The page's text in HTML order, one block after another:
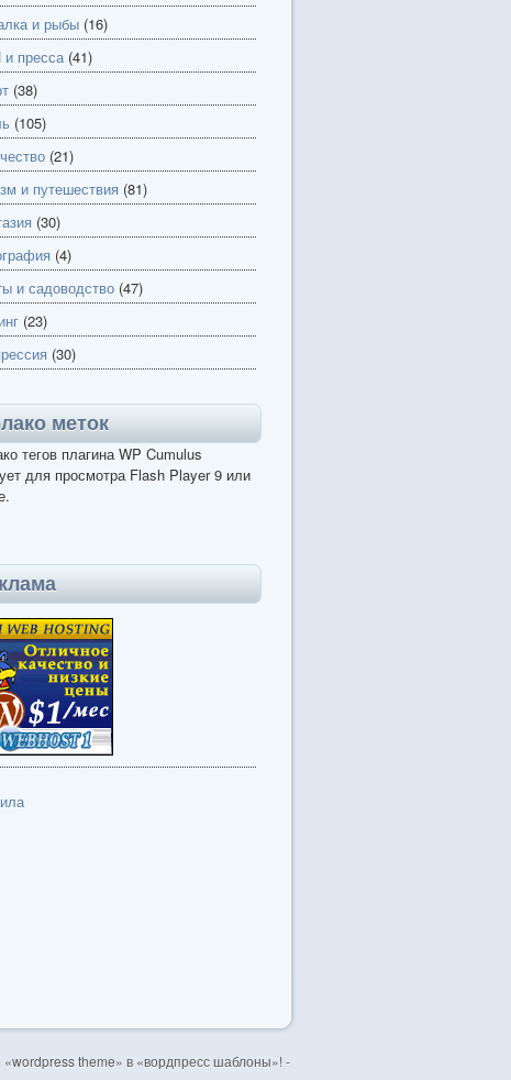
и рыбы (16)
пресса(41)
(38)
(105)
(21)
и путешествия (81)
(30)
(4)
и садоводство (47)
(23)
(30)
меток
тегов плагина WP Cumulus
для просмотра Flash Player 9 или
theme» в «вордпресс шаблоны»! -